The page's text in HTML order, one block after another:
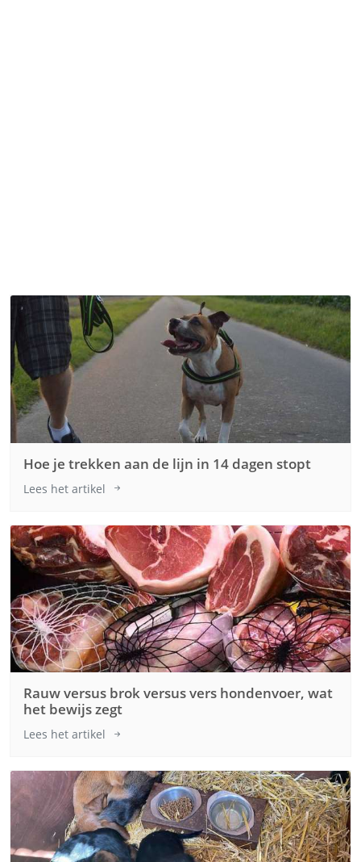
Hoe je trekken aan de lijn in 14 dagen stopt
Lees het artikel
Rauw versus brok versus vers hondenvoer, wat
het bewijs zegt
Lees het artikel